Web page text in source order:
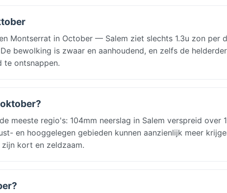
Montserrat in October — Salem ziet slechts 1.3u zon per
bewolking is zwaar en aanhoudend, en zelfs de
te ontsnappen.
meeste regio's: 104mm neerslag in Salem verspreid over
en hooggelegen gebieden kunnen aanzienlijk meer
kort en zeldzaam.